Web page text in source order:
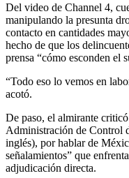
Del video de Channel 4,
manipulando la presunta
contacto en cantidades
hecho de que los
prensa “cómo esconden el
“Todo eso lo vemos en
acotó.
De paso, el almirante criticó
Administración de Control
inglés), por hablar de
señalamientos” que
adjudicación directa.